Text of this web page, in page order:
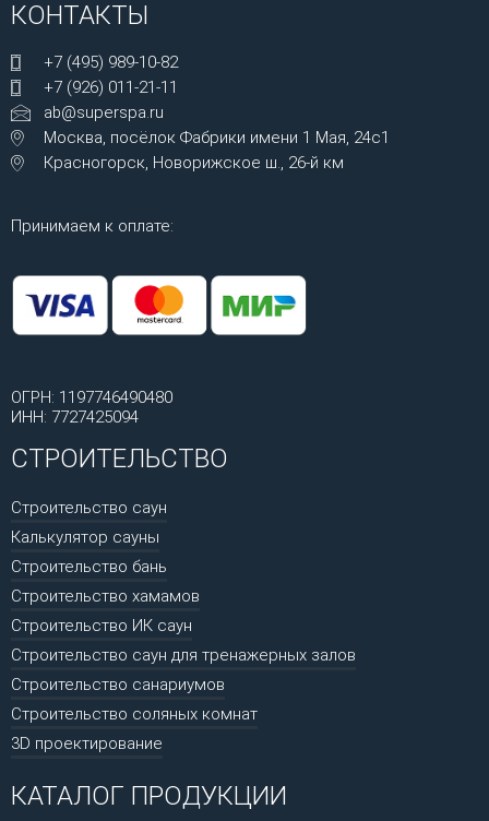
КОНТАКТЫ
+7 (495) 989-10-82
+7 (926) 011-21-11
ab@superspa.ru
Москва, посёлок Фабрики имени 1 Мая, 24с1
Красногорск, Новорижское ш., 26-й км
Принимаем к оплате:
ОГРН: 1197746490480
ИНН: 7727425094
СТРОИТЕЛЬСТВО
Строительство саун
Калькулятор сауны
Строительство бань
Строительство хамамов
Строительство ИК саун
Строительство саун для тренажерных залов
Строительство санариумов
Строительство соляных комнат
3D проектирование
КАТАЛОГ ПРОДУКЦИИ